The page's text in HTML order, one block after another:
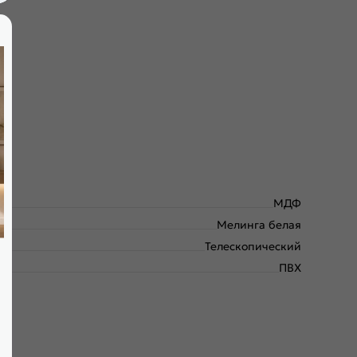
МДФ
Мелинга белая
Телескопический
ПВХ